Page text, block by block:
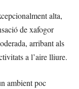
alta,
de xafogor
arribant als
a l’aire lliure.
ambient poc